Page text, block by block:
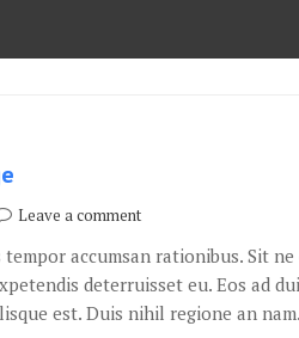
Leave a comment
accumsan rationibus. Sit
deterruisset eu. Eos ad
est. Duis nihil regione an